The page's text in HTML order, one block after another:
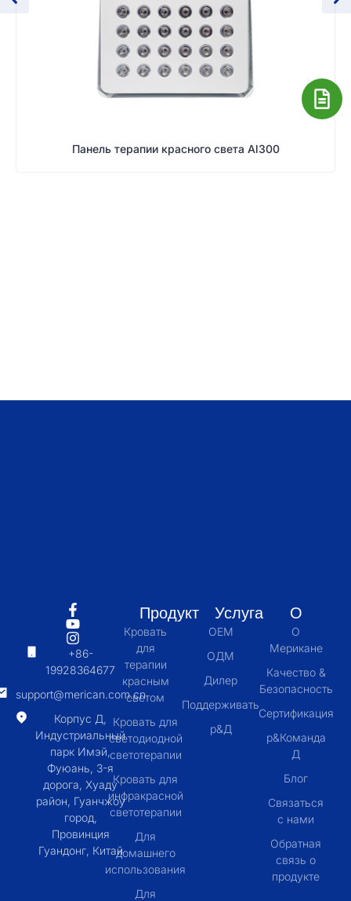
Панель терапии красного света Al300
+86-
19928364677
support@merican.com.cn
Корпус Д,
Индустриальный
парк Имэй,
Фуюань, 3-я
дорога, Хуаду
район, Гуанчжоу
город,
Провинция
Гуандонг, Китай
Продукт
Кровать
для
терапии
красным
светом
Кровать для
светодиодной
светотерапии
Кровать для
инфракрасной
светотерапии
Для
домашнего
использования
Для
Услуга
OEM
ОДМ
Дилер
Поддерживать
р&Д
О
О
Мерикане
Качество &
Безопасность
Сертификация
р&Команда
Д
Блог
Связаться
с нами
Обратная
связь о
продукте